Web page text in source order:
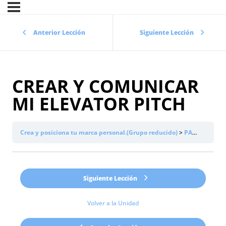
Anterior Lección Siguiente Lección
CREAR Y COMUNICAR
MI ELEVATOR PITCH
Crea y posiciona tu marca personal.(Grupo reducido) PARTE 3:
Volver a la Unidad
Siguiente Lección